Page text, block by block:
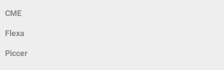
CME
Flexa
Piccer